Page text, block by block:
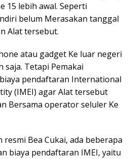
15 lebih awal. Seperti
belum Merasakan tanggal
Alat tersebut.
atau gadget Ke luar negeri
Tetapi Pemakai
pendaftaran International
(IMEI) agar Alat tersebut
Bersama operator seluler Ke
Bea Cukai, ada beberapa
biaya pendaftaran IMEI, yaitu